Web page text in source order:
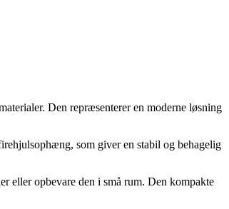
Den repræsenterer en moderne løsning
som giver en stabil og behagelig
eller opbevare den i små rum. Den kompakte